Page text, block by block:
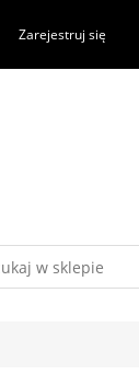
Zarejestruj się